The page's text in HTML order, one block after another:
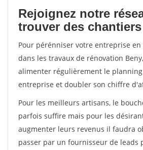
Rejoignez notre
trouver des
Pour pérénniser votre entreprise
dans les travaux de rénovation
alimenter régulièrement le
entreprise et doubler son chiffre
Pour les meilleurs artisans, le
parfois suffire mais pour les
augmenter leurs revenus il faudra
passer par un fournisseur de leads